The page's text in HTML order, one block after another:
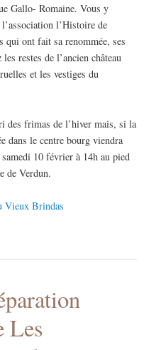
Gallo- Romaine. Vous y
l’Histoire de
qui ont fait sa renommée, ses
restes de l’ancien château
et les vestiges du
des frimas de l’hiver mais, si la
dans le centre bourg viendra
10 février à 14h au pied
de Verdun.
Vieux Brindas
Les